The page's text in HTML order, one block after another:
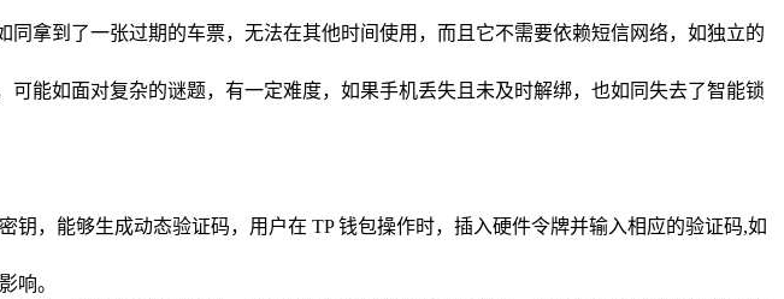
拿到了一张过期的车票，无法在其他时间使用，而且它不需要依赖短信网络，如独立的
能如面对复杂的谜题，有一定难度，如果手机丢失且未及时解绑，也如同失去了智能锁
，能够生成动态验证码，用户在 TP 钱包操作时，插入硬件令牌并输入相应的验证码,如
响。